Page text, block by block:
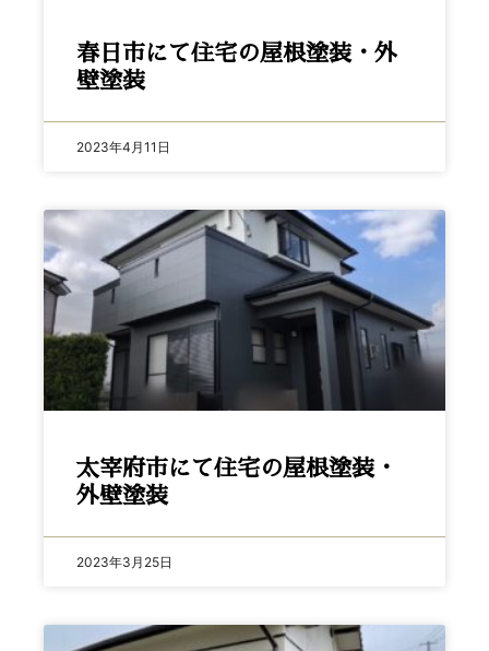
春日市にて住宅の屋根塗装・外
壁塗装
2023年4月11日
太宰府市にて住宅の屋根塗装・
外壁塗装
2023年3月25日